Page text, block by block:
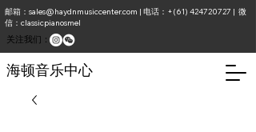
邮箱： sales@haydnmusiccenter.com | 电话：+(61) 424720727 | 微
信：classicpianosmel
​关注我们：
海顿音乐中心